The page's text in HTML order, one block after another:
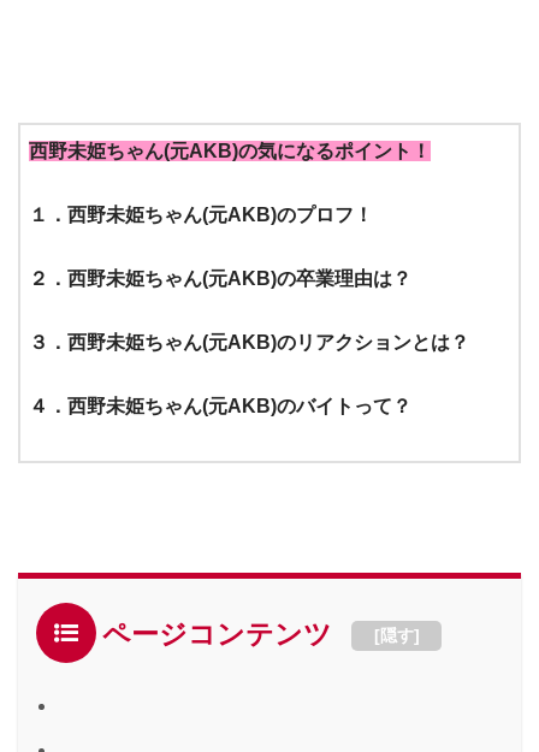
西野未姫ちゃん(元AKB)の気になるポイント！
１．西野未姫ちゃん(元AKB)のプロフ！
２．西野未姫ちゃん(元AKB)の卒業理由は？
３．西野未姫ちゃん(元AKB)のリアクションとは？
４．西野未姫ちゃん(元AKB)のバイトって？
ページコンテンツ [隠す]